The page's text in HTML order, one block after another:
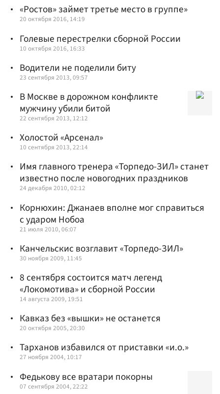
«Ростов» займет третье место в группе»
20 октября 2016, 14:19
Голевые перестрелки сборной России
10 октября 2016, 16:33
Водители не поделили биту
23 сентября 2013, 09:57
В Москве в дорожном конфликте
мужчину убили битой
22 сентября 2013, 12:12
Холостой «Арсенал»
10 сентября 2013, 22:14
Имя главного тренера «Торпедо-ЗИЛ» станет
известно после новогодних праздников
24 декабря 2010, 02:12
Корнюхин: Джанаев вполне мог справиться
с ударом Нобоа
21 июля 2010, 06:07
Канчельскис возглавит «Торпедо-ЗИЛ»
30 ноября 2009, 11:45
8 сентября состоится матч легенд
«Локомотива» и сборной России
14 августа 2009, 19:51
Кавказ без «вышки» не останется
20 октября 2005, 20:30
Тарханов избавился от приставки «и.о.»
27 ноября 2004, 10:17
Федькову все вратари покорны
07 сентября 2004, 22:22